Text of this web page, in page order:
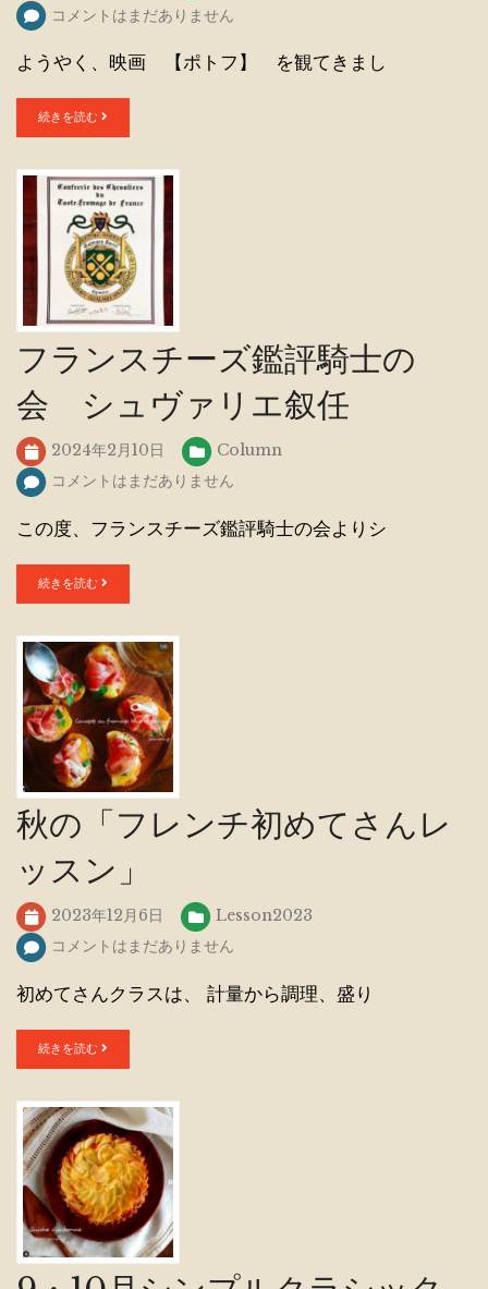
コメントはまだありません
ようやく、映画 【ポトフ】 を観てきまし
続きを読む
フランスチーズ鑑評騎士の
会 シュヴァリエ叙任
2024年2月10日
Column
コメントはまだありません
この度、フランスチーズ鑑評騎士の会よりシ
続きを読む
秋の「フレンチ初めてさんレ
ッスン」
2023年12月6日
Lesson2023
コメントはまだありません
初めてさんクラスは、 計量から調理、盛り
続きを読む